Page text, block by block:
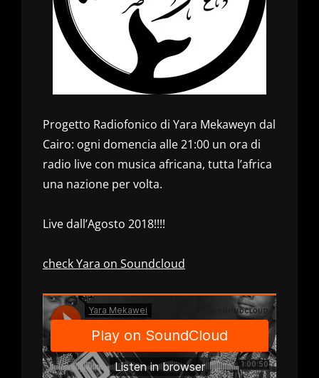
Progetto Radiofonico di Yara Mekaweyn dal
Cairo: ogni domencia alle 21:00 un ora di
radio live con musica africana, tutta l’africa
una nazione per volta.
Live dall’Agosto 2018!!!!
check Yara on Soundcloud